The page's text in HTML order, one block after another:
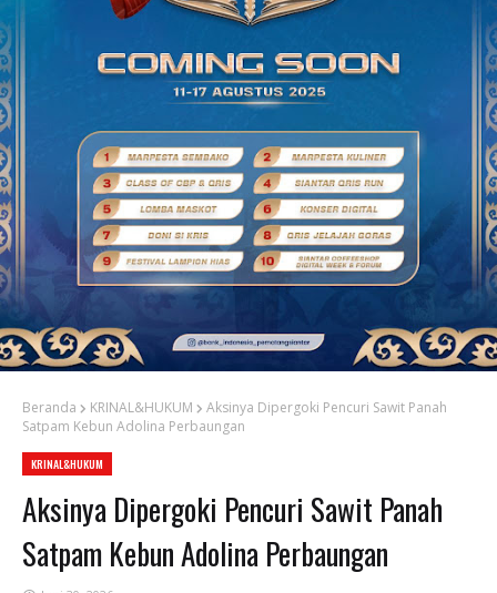
Beranda KRINAL&HUKUM
Aksinya Dipergoki Pencuri Sawit Panah
Satpam Kebun Adolina Perbaungan
KRINAL&HUKUM
Aksinya Dipergoki Pencuri Sawit Panah
Satpam Kebun Adolina Perbaungan